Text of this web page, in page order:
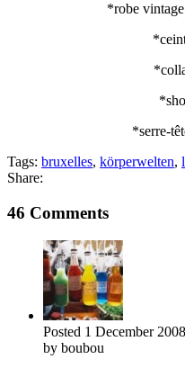
*robe
*serre-
Tags: bruxelles, körperwelten,
Share:
46 Comments
Posted 1 December 2008
by boubou